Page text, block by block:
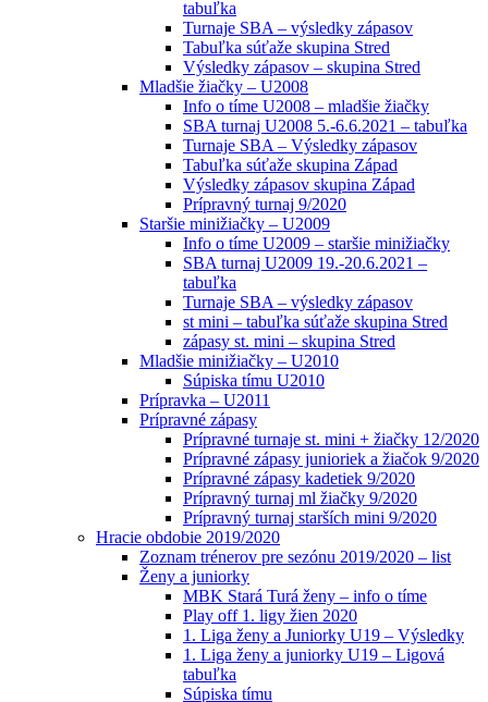
tabuľka
Turnaje SBA – výsledky zápasov
Tabuľka súťaže skupina Stred
Výsledky zápasov – skupina Stred
Mladšie žiačky – U2008
Info o tíme U2008 – mladšie žiačky
SBA turnaj U2008 5.-6.6.2021 – tabuľka
Turnaje SBA – Výsledky zápasov
Tabuľka súťaže skupina Západ
Výsledky zápasov skupina Západ
Prípravný turnaj 9/2020
Staršie minižiačky – U2009
Info o tíme U2009 – staršie minižiačky
SBA turnaj U2009 19.-20.6.2021 –
tabuľka
Turnaje SBA – výsledky zápasov
st mini – tabuľka súťaže skupina Stred
zápasy st. mini – skupina Stred
Mladšie minižiačky – U2010
Súpiska tímu U2010
Prípravka – U2011
Prípravné zápasy
Prípravné turnaje st. mini + žiačky 12/2020
Prípravné zápasy junioriek a žiačok 9/2020
Prípravné zápasy kadetiek 9/2020
Prípravný turnaj ml žiačky 9/2020
Prípravný turnaj starších mini 9/2020
Hracie obdobie 2019/2020
Zoznam trénerov pre sezónu 2019/2020 – list
Ženy a juniorky
MBK Stará Turá ženy – info o tíme
Play off 1. ligy žien 2020
1. Liga ženy a Juniorky U19 – Výsledky
1. Liga ženy a juniorky U19 – Ligová
tabuľka
Súpiska tímu